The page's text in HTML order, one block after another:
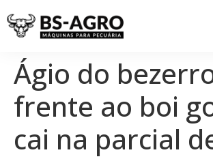
Ágio do
frente ao boi
cai na parcial